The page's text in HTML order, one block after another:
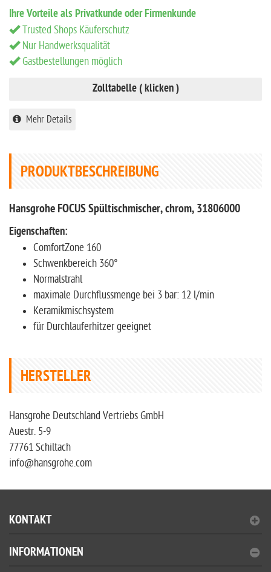
Ihre Vorteile als Privatkunde oder Firmenkunde
Trusted Shops Käuferschutz
Nur Handwerksqualität
Gastbestellungen möglich
Zolltabelle ( klicken )
Mehr Details
PRODUKTBESCHREIBUNG
Hansgrohe FOCUS Spültischmischer, chrom, 31806000
Eigenschaften:
ComfortZone 160
Schwenkbereich 360°
Normalstrahl
maximale Durchflussmenge bei 3 bar: 12 l/min
Keramikmischsystem
für Durchlauferhitzer geeignet
HERSTELLER
Hansgrohe Deutschland Vertriebs GmbH
Auestr. 5-9
77761 Schiltach
info@hansgrohe.com
KONTAKT
INFORMATIONEN